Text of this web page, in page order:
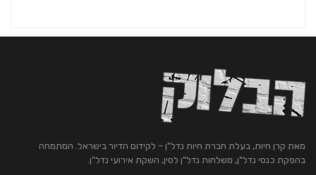
מאת קרן חיות, בעלת חברת חיות נדל"ן – לקידום הדיור בישראל. המתמחה
בהפקת כנסי נדל"ן, משלחות נדל"ן לסין, השקת אירועי נדל"ן.